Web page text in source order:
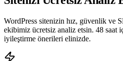
WordPress sitenizin hız, güvenlik ve
ekibimiz ücretsiz analiz etsin. 48 saat
iyileştirme önerileri elinizde.